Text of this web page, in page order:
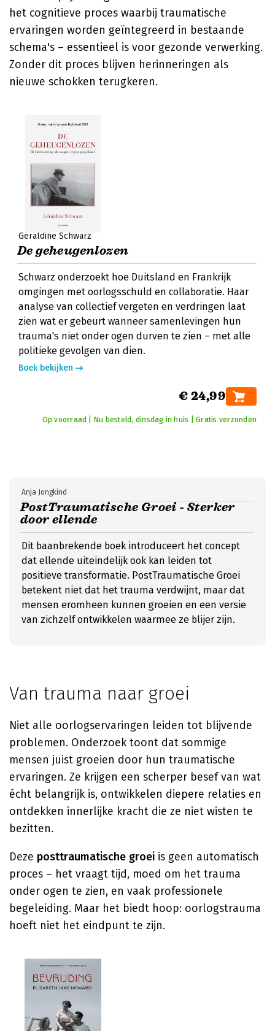
het cognitieve proces waarbij traumatische
ervaringen worden geïntegreerd in bestaande
schema's – essentieel is voor gezonde verwerking.
Zonder dit proces blijven herinneringen als
nieuwe schokken terugkeren.
Géraldine Schwarz
De geheugenlozen
Schwarz onderzoekt hoe Duitsland en Frankrijk
omgingen met oorlogsschuld en collaboratie. Haar
analyse van collectief vergeten en verdringen laat
zien wat er gebeurt wanneer samenlevingen hun
trauma's niet onder ogen durven te zien – met alle
politieke gevolgen van dien.
Boek bekijken
€ 24,99
Op voorraad | Nu besteld, dinsdag in huis | Gratis verzonden
PostTraumatische Groei - Sterker
door ellende
Anja Jongkind
Dit baanbrekende boek introduceert het concept
dat ellende uiteindelijk ook kan leiden tot
positieve transformatie. PostTraumatische Groei
betekent niet dat het trauma verdwijnt, maar dat
mensen eromheen kunnen groeien en een versie
van zichzelf ontwikkelen waarmee ze blijer zijn.
Van trauma naar groei
Niet alle oorlogservaringen leiden tot blijvende
problemen. Onderzoek toont dat sommige
mensen juist groeien door hun traumatische
ervaringen. Ze krijgen een scherper besef van wat
écht belangrijk is, ontwikkelen diepere relaties en
ontdekken innerlijke kracht die ze niet wisten te
bezitten.
Deze posttraumatische groei is geen automatisch
proces – het vraagt tijd, moed om het trauma
onder ogen te zien, en vaak professionele
begeleiding. Maar het biedt hoop: oorlogstrauma
hoeft niet het eindpunt te zijn.